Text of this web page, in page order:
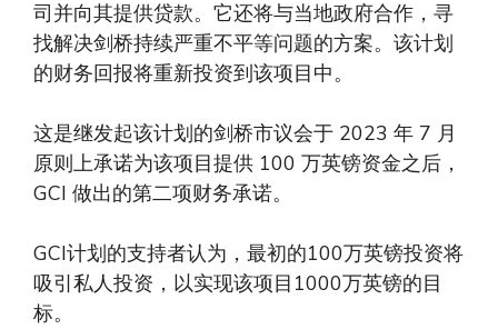
司并向其提供贷款。它还将与当地政府合作，寻
找解决剑桥持续严重不平等问题的方案。该计划
的财务回报将重新投资到该项目中。
这是继发起该计划的剑桥市议会于 2023 年 7 月
原则上承诺为该项目提供 100 万英镑资金之后，
GCI 做出的第二项财务承诺。
GCI计划的支持者认为，最初的100万英镑投资将
吸引私人投资，以实现该项目1000万英镑的目
标。